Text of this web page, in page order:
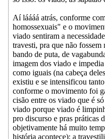
Aí láááá atrás, conforme
homossexuais" e o
viado sentiram a
travesti, pra que não
bando de puta, de
imagem dos viado e
como iguais (na cabeça
existiu e se intensificou
conforme o movimento foi
cisão entre os viado que é
viado porque viado é
pro discurso e pras práticas
objetivamente há muito
história acontece): a